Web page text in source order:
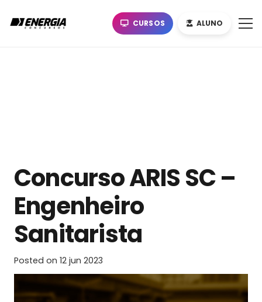
CURSOS ALUNO
Concurso ARIS SC –
Engenheiro
Sanitarista
Posted on 12 jun 2023